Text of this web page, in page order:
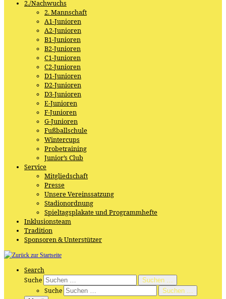
2./Nachwuchs
2. Mannschaft
A1-Junioren
A2-Junioren
B1-Junioren
B2-Junioren
C1-Junioren
C2-Junioren
D1-Junioren
D2-Junioren
D3-Junioren
E-Junioren
F-Junioren
G-Junioren
Fußballschule
Wintercups
Probetraining
Junior’s Club
Service
Mitgliedschaft
Presse
Unsere Vereinssatzung
Stadionordnung
Spieltagsplakate und Programmhefte
Inklusionsteam
Tradition
Sponsoren & Unterstützer
Search
Suche
Suchen …
Suche
Suchen …